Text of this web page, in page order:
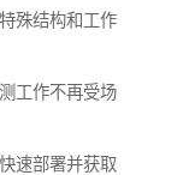
殊结构和工作
工作不再受场
速部署并获取